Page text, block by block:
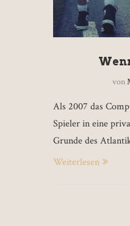
von
Als 2007 das
Spieler in eine
Grunde des
Weiterlesen